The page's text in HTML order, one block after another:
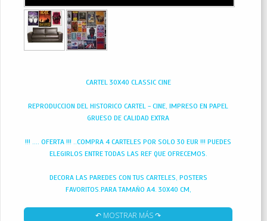
CARTEL 30X40 CLASSIC CINE
REPRODUCCION DEL HISTORICO CARTEL - CINE, IMPRESO EN PAPEL
GRUESO DE CALIDAD EXTRA
!!! .... OFERTA !!! ..COMPRA 4 CARTELES POR SOLO 30 EUR !!! PUEDES
ELEGIRLOS ENTRE TODAS LAS REF QUE OFRECEMOS.
DECORA LAS PAREDES CON TUS CARTELES, POSTERS
FAVORITOS.PARA TAMAÑO A4. 30X40 CM,
↶ MOSTRAR MÁS ↷